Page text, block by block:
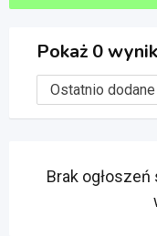
Pokaż 0
Brak